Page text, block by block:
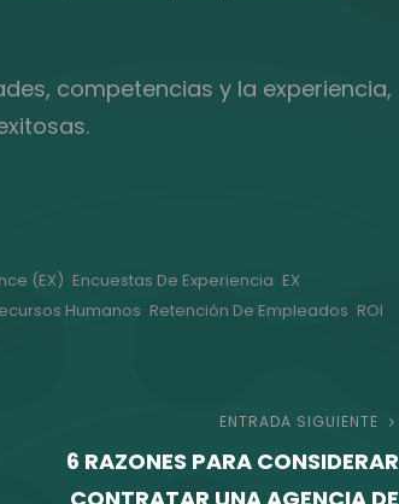
competencias y la experiencia,
(EX) Encuestas De Experiencia EX
Humanos Retención De Empleados ROI
ENTRADA SIGUIENTE
6 RAZONES PARA CONSIDERAR